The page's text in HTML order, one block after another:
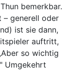
bemerkbar.
– generell oder
ist sie dann,
auftritt,
so wichtig
Umgekehrt